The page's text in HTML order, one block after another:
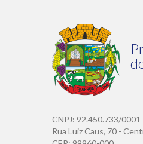
CNPJ: 92.450.733/
Rua Luiz Caus, 70 -